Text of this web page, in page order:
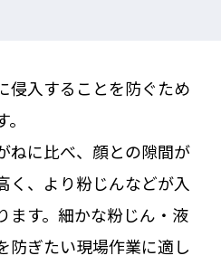
侵入することを防ぐため
ねに比べ、顔との隙間が
く、より粉じんなどが入
ます。細かな粉じん・液
防ぎたい現場作業に適し